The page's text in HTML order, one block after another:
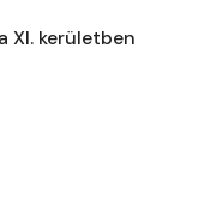
XI. kerületben